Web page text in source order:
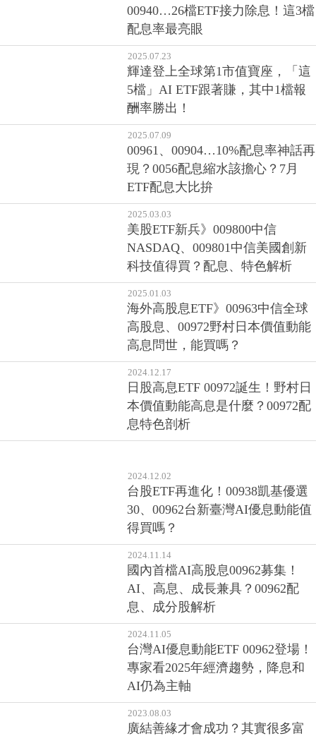
00940…26檔ETF接力除息！這3檔
配息率最亮眼
2025.07.23
輝達登上全球第1市值寶座，「這
5檔」AI ETF跟著賺，其中1檔報
酬率勝出！
2025.07.09
00961、00904…10%配息率神話再
現？0056配息縮水該擔心？7月
ETF配息大比拚
2025.03.03
美股ETF新兵》009800中信
NASDAQ、009801中信美國創新
科技值得買？配息、特色解析
2025.01.03
海外高股息ETF》00963中信全球
高股息、00972野村日本價值動能
高息問世，能買嗎？
2024.12.17
日股高息ETF 00972誕生！野村日
本價值動能高息是什麼？00972配
息特色剖析
2024.12.02
台股ETF再進化！00938凱基優選
30、00962台新臺灣AI優息動能值
得買嗎？
2024.11.14
國內首檔AI高股息00962募集！
AI、高息、成長兼具？00962配
息、成分股解析
2024.11.05
台灣AI優息動能ETF 00962登場！
專家看2025年經濟趨勢，降息和
AI仍為主軸
2023.08.03
廣結善緣才會成功？其實很多富